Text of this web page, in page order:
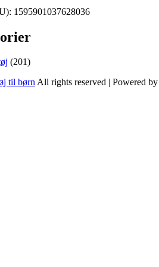
1595901037628036
201201
til børnAll rights reserved | Powered by